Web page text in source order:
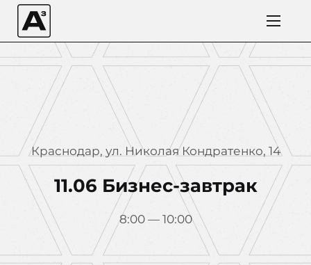
Краснодар, ул. Николая Кондратенко, 14
11.06 Бизнес-завтрак
8:00 — 10:00